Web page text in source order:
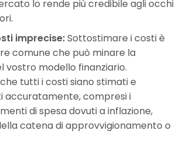
lo rende più credibile agli occhi
imprecise:Sottostimare i costi è
comune che può minare la
vostro modello finanziario.
tutti i costi siano stimati e
accuratamente, compresi i
di spesa dovuti a inflazione,
catena di approvvigionamento o